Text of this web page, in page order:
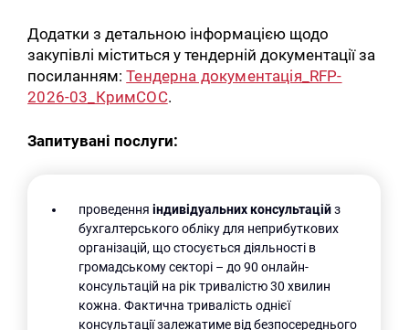
Додатки з детальною інформацією щодо
закупівлі міститься у тендерній документації за
посиланням:Тендерна документація_RFP-
2026-03_КримСОС.
Запитувані послуги:
проведенняіндивідуальних консультаційз
бухгалтерського обліку для неприбуткових
організацій, що стосується діяльності в
громадському секторі – до 90 онлайн-
консультацій на рік тривалістю 30 хвилин
кожна. Фактична тривалість однієї
консультації залежатиме від безпосереднього